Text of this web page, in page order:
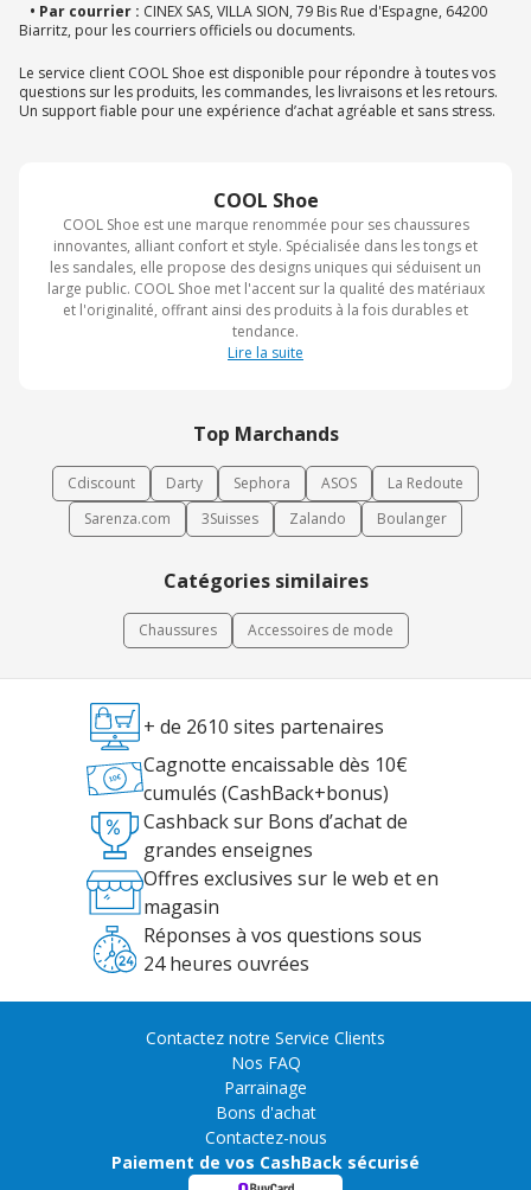
COOL Shoe
COOL Shoe est une marque renommée pour ses chaussures
innovantes, alliant confort et style. Spécialisée dans les tongs et
les sandales, elle propose des designs uniques qui séduisent un
large public. COOL Shoe met l'accent sur la qualité des matériaux
et l'originalité, offrant ainsi des produits à la fois durables et
tendance.
Lire la suite
Top Marchands
Cdiscount Darty Sephora ASOS
La Redoute
Sarenza.com
3Suisses Zalando Boulanger
Catégories similaires
Chaussures Accessoires de mode
• Par courrier : CINEX SAS, VILLA SION, 79 Bis Rue d'Espagne, 64200
Biarritz, pour les courriers officiels ou documents.
Le service client COOL Shoe est disponible pour répondre à toutes vos
questions sur les produits, les commandes, les livraisons et les retours.
Un support fiable pour une expérience d’achat agréable et sans stress.
+ de 2610 sites partenaires
Cagnotte encaissable dès 10€
cumulés (CashBack+bonus)
Cashback sur Bons d’achat de
grandes enseignes
Offres exclusives sur le web et en
magasin
Réponses à vos questions sous
24 heures ouvrées
Contactez notre Service Clients
Nos FAQ
Parrainage
Bons d'achat
Contactez-nous
Paiement de vos CashBack sécurisé